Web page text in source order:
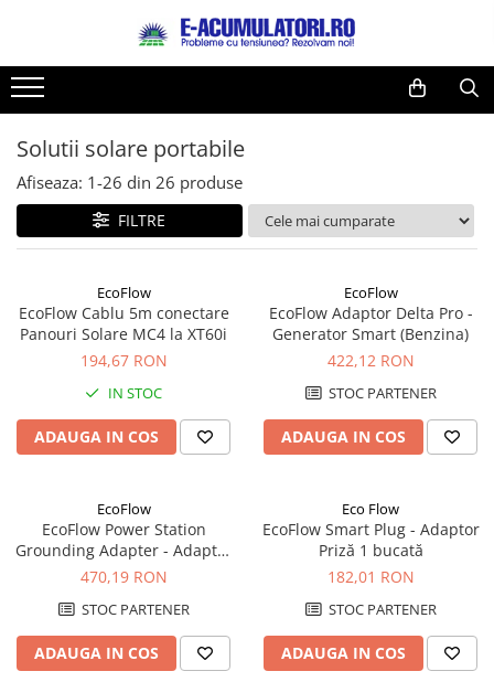
Toate Produsele
Acumulatori, Baterii si Incarcatoare
Uzuale
Baterii alcaline
Baterii litiu
Baterii rotunde argint
Baterii auditive
Accesorii baterii
Ni-MH
Incarcatoare acumulatori
Panouri fotovoltaice si accesorii
Panouri fotovoltaice
Sisteme prindere panouri
fotovoltaice
Accesorii
Reduceri de vara
Cabluri
Acumulatori
Diverse
Prelungitoare
Panouri fotovoltaice
Statii de incarcare EV
Solutii solare portabile
Afiseaza: 1-26 din 26 produse
FILTRE
EcoFlow
EcoFlow Cablu 5m conectare
Panouri Solare MC4 la XT60i
194,67 RON
IN STOC
ADAUGA IN COS
EcoFlow
EcoFlow Adaptor Delta Pro -
Generator Smart (Benzina)
422,12 RON
STOC PARTENER
ADAUGA IN COS
EcoFlow
EcoFlow Power Station
Grounding Adapter - Adaptor
Pamantare EV C14
470,19 RON
STOC PARTENER
ADAUGA IN COS
Eco Flow
EcoFlow Smart Plug - Adaptor
Priză 1 bucată
182,01 RON
STOC PARTENER
ADAUGA IN COS